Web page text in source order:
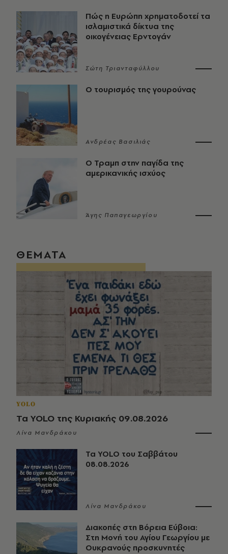
Πώς η Ευρώπη χρηματοδοτεί τα
ισλαμιστικά δίκτυα της
οικογένειας Ερντογάν
Σώτη Τριανταφύλλου
Ο τουρισμός της γουρούνας
Ανδρέας Βασιλιάς
Ο Τραμπ στην παγίδα της
αμερικανικής ισχύος
Άγης Παπαγεωργίου
ΘΕΜΑΤΑ
YOLO
Τα YOLO της Κυριακής 09.08.2026
Λίνα Μανδράκου
Τα YOLO του Σαββάτου
08.08.2026
Λίνα Μανδράκου
Διακοπές στη Βόρεια Εύβοια:
Στη Μονή του Αγίου Γεωργίου με
Ουκρανούς προσκυνητές